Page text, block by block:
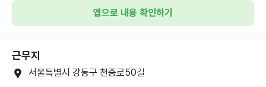
앱으로 내용 확인하기
근무지
서울특별시 강동구 천중로50길